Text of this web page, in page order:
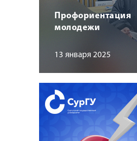
Профориентация
молодежи
13 января 2025